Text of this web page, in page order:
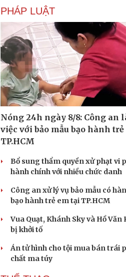
PHÁP LUẬT
Nóng 24h ngày 8/8: Công an
việc với bảo mẫu bạo hành trẻ
TP.HCM
Bổ sung thẩm quyền xử phạt vi
hành chính với nhiều chức danh
Công an xử lý vụ bảo mẫu có
bạo hành trẻ em tại TP.HCM
Vua Quạt, Khánh Sky và Hồ Văn
bị khởi tố
Án tử hình cho tội mua bán trái
chất ma túy